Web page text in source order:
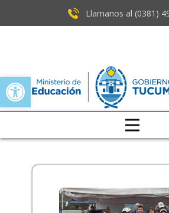
Open toolbar
Llamanos al (0381)